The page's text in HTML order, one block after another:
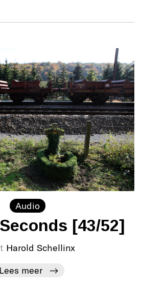
Audio
[43/52]
Harold Schellinx
Lees meer